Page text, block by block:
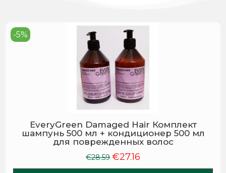
-5%
EveryGreen Damaged Hair Комплект
шампунь 500 мл + кондиционер 500 мл
для поврежденных волос
€28.59 Первоначальная
цена
€27.16
цена: